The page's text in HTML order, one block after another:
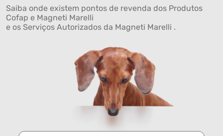
Saiba onde existem pontos de revenda dos Produtos
Cofap e Magneti Marelli
e os Serviços Autorizados da Magneti Marelli .